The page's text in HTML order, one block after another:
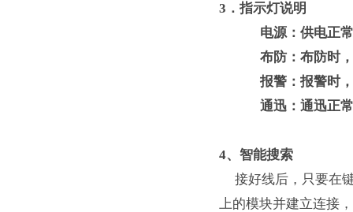
3．指示灯说明
电源：供电正
布防 ：布防时
报警：报警时
通迅：通迅正
4、 智能搜索
接好线后，只要在
上的模块并建立连接